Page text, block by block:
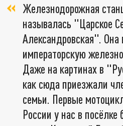
Железнодорожная
называлась "Царское
Александровская". Она
императорскую
Даже на картинах в
как сюда приезжали
семьи. Первые
России у нас в